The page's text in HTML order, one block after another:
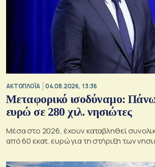
ΑΚΤΟΠΛΟΪΑ 04.08.2026, 13:36
Μεταφορικό ισοδύναμο:
ευρώ σε 280 χιλ. νησιώτες
Μέσα στο 2026, έχουν καταβληθεί
από 60 εκατ. ευρώ για τη στήριξη των